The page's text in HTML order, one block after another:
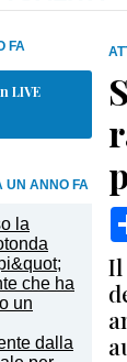
FA
LIVE
UN ANNO FA
Il